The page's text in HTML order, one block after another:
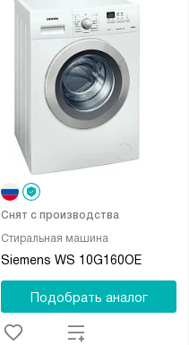
Стиральная машина
Siemens WS 10G160OE
Снят с производства
Подобрать аналог